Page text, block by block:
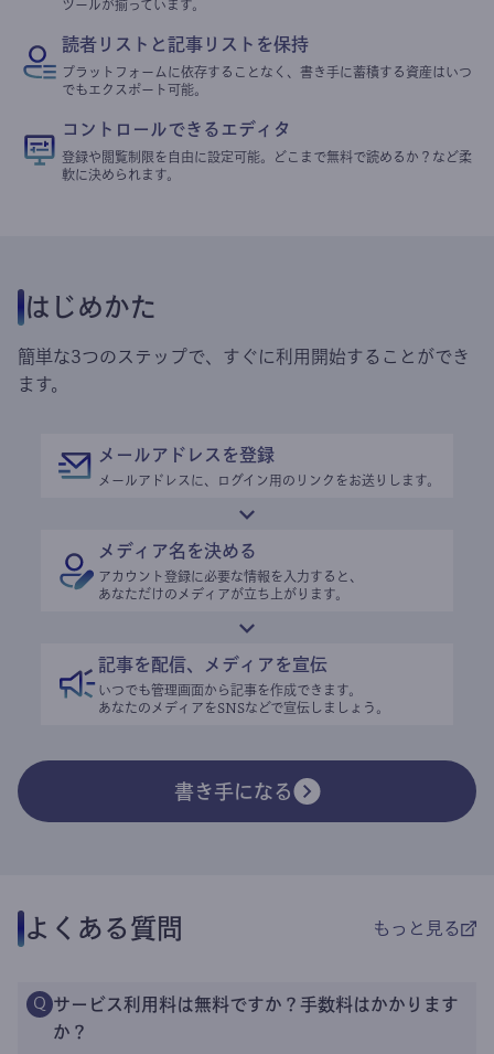
ツールが揃っています。
読者リストと記事リストを保持
プラットフォームに依存することなく、書き手に蓄積する資産はいつ
でもエクスポート可能。
コントロールできるエディタ
登録や閲覧制限を自由に設定可能。どこまで無料で読めるか？など柔
軟に決められます。
はじめかた
簡単な3つのステップで、すぐに利用開始することができ
ます。
メールアドレスを登録
メールアドレスに、ログイン用のリンクをお送りします。
メディア名を決める
アカウント登録に必要な情報を入力すると、
あなただけのメディアが立ち上がります。
記事を配信、メディアを宣伝
いつでも管理画面から記事を作成できます。
あなたのメディアをSNSなどで宣伝しましょう。
書き手になる
よくある質問 もっと見る
Q サービス利用料は無料ですか？手数料はかかります
か？